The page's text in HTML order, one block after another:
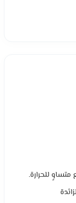
للحرارة.